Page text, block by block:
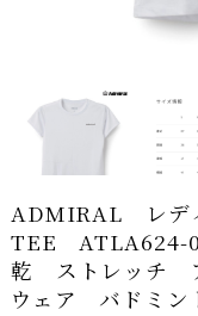
ADMIRAL レデ
TEE ATLA624-
乾 ストレッチ
ウェア バドミン